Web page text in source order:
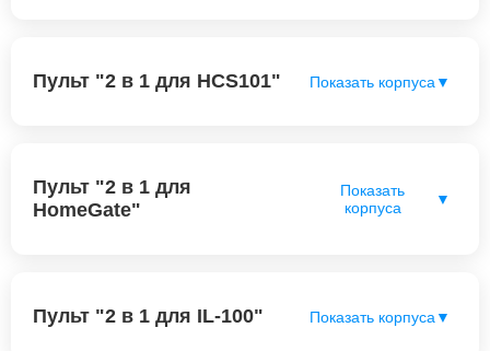
Пульт "2 в 1 для HCS101" Показать корпуса ▼
Пульт "2 в 1 для
HomeGate"
Показать
корпуса
▼
Пульт "2 в 1 для IL-100" Показать корпуса ▼